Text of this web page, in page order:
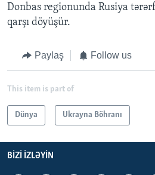
Donbas regionunda Rusiya
qarşı döyüşür.
Paylaş Follow us
This item is part of
Dünya Ukrayna Böhranı
BIZI IZLƏYIN